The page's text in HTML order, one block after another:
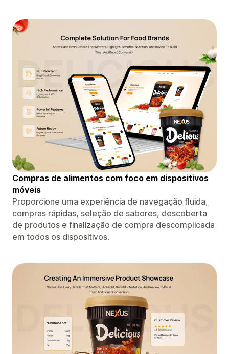
Compras de alimentos com foco em dispositivos
móveis
Proporcione uma experiência de navegação fluida,
compras rápidas, seleção de sabores, descoberta
de produtos e finalização de compra descomplicada
em todos os dispositivos.